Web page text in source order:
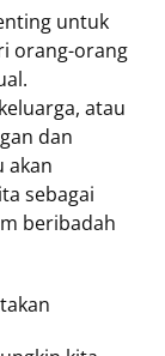
untuk
orang-orang
atau
dan
akan
sebagai
beribadah